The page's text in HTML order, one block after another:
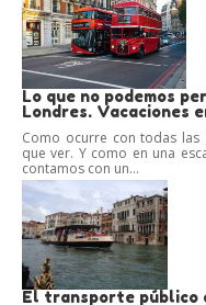
Lo que no podemos
Londres. Vacaciones
Como ocurre con todas las
que ver. Y como en una
contamos con un...
El transporte público